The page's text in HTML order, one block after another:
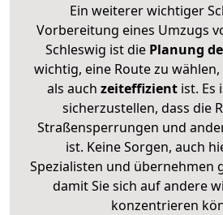
Ein weiterer wichtiger
Vorbereitung eines Umzugs
Schleswig ist die Planung
wichtig, eine Route zu
als auch zeiteffizientist. Es
sicherzustellen, dass die
Straßensperrungen und
ist. Keine Sorgen, auch
Spezialisten und übernehmen
damit Sie sich auf andere
konzentrieren